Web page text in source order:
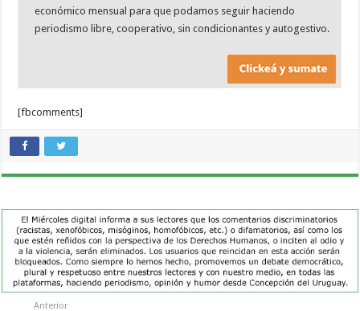
económico mensual para que podamos seguir haciendo
periodismo libre, cooperativo, sin condicionantes y autogestivo.
[fbcomments]
Anterior